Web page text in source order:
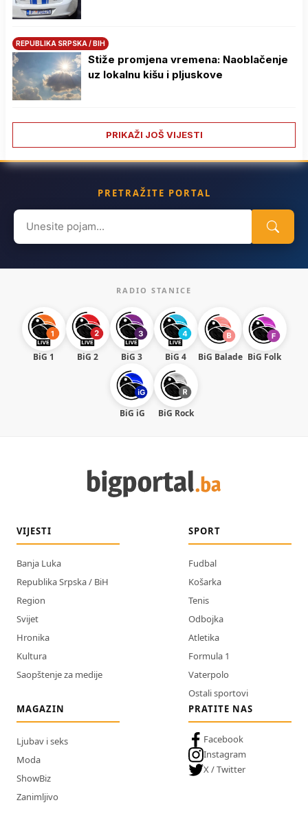
REPUBLIKA SRPSKA / BIH
Stiže promjena vremena: Naoblačenje
uz lokalnu kišu i pljuskove
PRIKAŽI JOŠ VIJESTI
PRETRAŽITE PORTAL
Search
for:
RADIO STANICE
BiG 1 BiG 2 BiG 3 BiG 4 BiG Balade BiG Folk
BiG iG BiG Rock
VIJESTI
Banja Luka
Republika Srpska / BiH
Region
Svijet
Hronika
Kultura
Saopštenje za medije
SPORT
Fudbal
Košarka
Tenis
Odbojka
Atletika
Formula 1
Vaterpolo
Ostali sportovi
MAGAZIN
Ljubav i seks
Moda
ShowBiz
Zanimljivo
PRATITE NAS
Facebook
Instagram
X / Twitter